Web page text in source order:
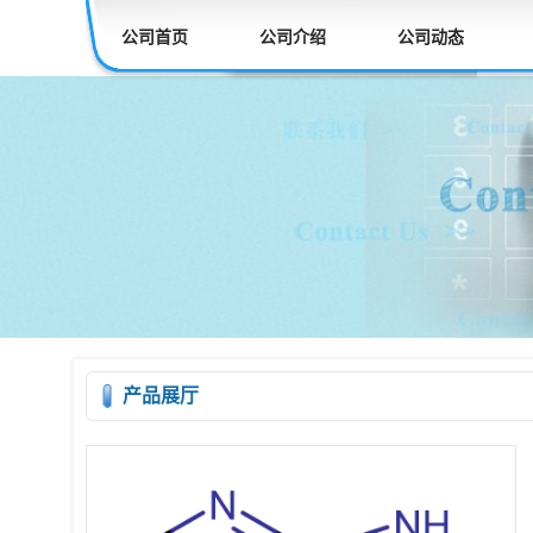
公司首页 公司介绍 公司动态
产品展厅